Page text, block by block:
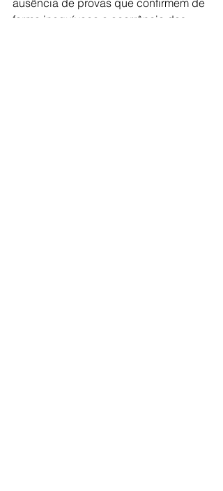
ausência de provas que confirmem de
forma inequívoca a ocorrência dos